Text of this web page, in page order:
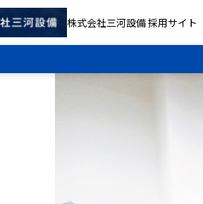
株式会社三河設備 採用サイト